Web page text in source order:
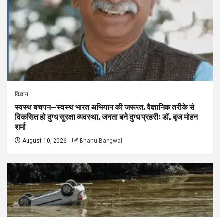
विज्ञान
स्वस्थ बचपन—स्वस्थ भारत अभियान की जरूरत, वैज्ञानिक तरीके से
विकसित हो दुग्ध सुरक्षा व्यवस्था, जनता बने दुग्ध प्रहरीः डॉ. बृज मोहन
शर्मा
August 10, 2026 Bhanu Bangwal